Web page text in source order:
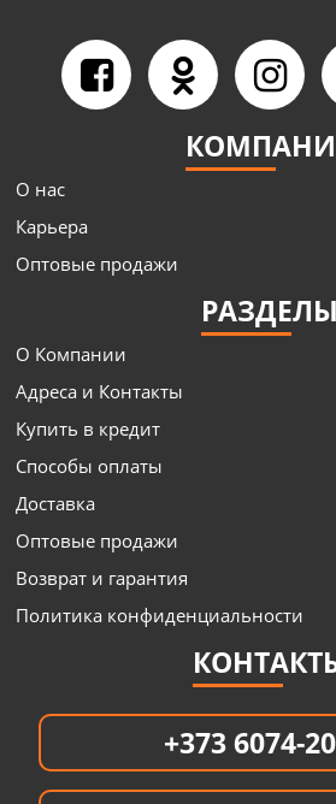
О нас
Карьера
Оптовые продажи
РАЗДЕЛЫ
О Компании
Адреса и Контакты
Купить в кредит
Способы оплаты
Доставка
Оптовые продажи
Возврат и гарантия
Политика конфиденциальности
+373 6074-